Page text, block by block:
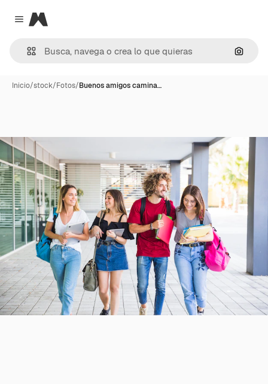
Close menu
Magnific
Inicio/stock/Fotos/Buenos amigos camina…